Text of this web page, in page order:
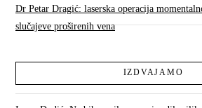
Dr Petar Dragić: laserska operacija
slučajeve proširenih vena
IZDVAJAMO